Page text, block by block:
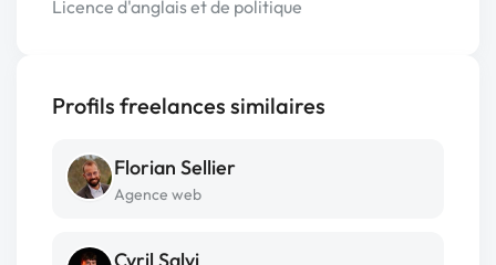
Licence d'anglais et de politique
Profils freelances similaires
Florian Sellier
Agence web